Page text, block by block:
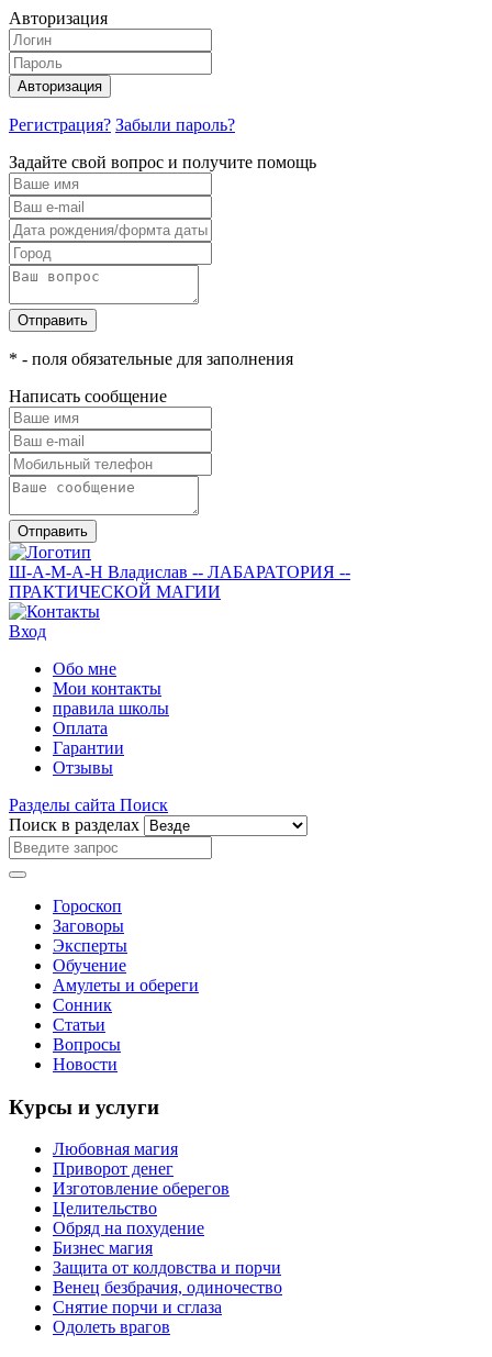
Авторизация
Авторизация
Регистрация? Забыли пароль?
Задайте свой вопрос и получите помощь
Отправить
* - поля обязательные для заполнения
Написать сообщение
Отправить
Ш-А-М-А-Н Владислав -- ЛАБАРАТОРИЯ --
ПРАКТИЧЕСКОЙ МАГИИ
Вход
Обо мне
Мои контакты
правила школы
Оплата
Гарантии
Отзывы
Разделы сайта Поиск
Поиск в разделах
Гороскоп
Заговоры
Эксперты
Обучение
Амулеты и обереги
Сонник
Статьи
Вопросы
Новости
Курсы и услуги
Любовная магия
Приворот денег
Изготовление оберегов
Целительство
Обряд на похудение
Бизнес магия
Защита от колдовства и порчи
Венец безбрачия, одиночество
Снятие порчи и сглаза
Одолеть врагов